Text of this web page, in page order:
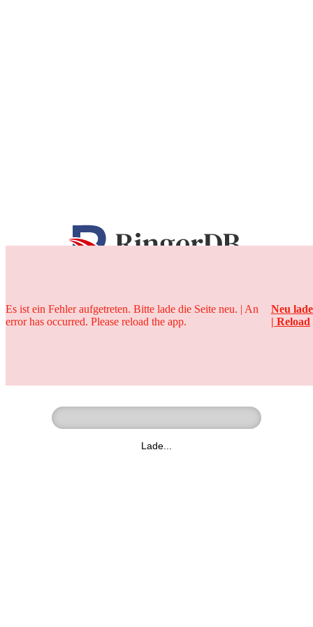
25 Jahre
Lade...
Es ist ein Fehler aufgetreten. Bitte lade die Seite neu. | An
error has occurred. Please reload the app.
Neu
| Reload